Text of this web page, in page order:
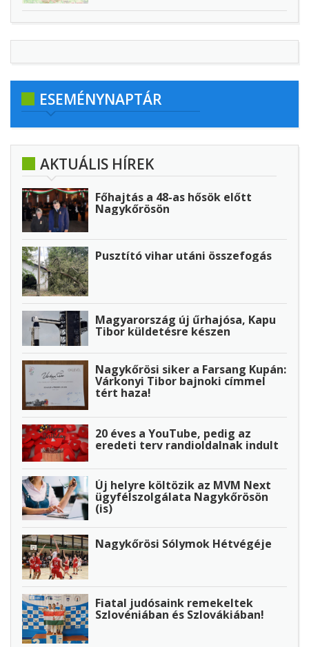
ESEMÉNYNAPTÁR
AKTUÁLIS HÍREK
Főhajtás a 48-as hősök előtt
Nagykőrösön
Pusztító vihar utáni összefogás
Magyarország új űrhajósa, Kapu
Tibor küldetésre készen
Nagykőrösi siker a Farsang Kupán:
Várkonyi Tibor bajnoki címmel
tért haza!
20 éves a YouTube, pedig az
eredeti terv randioldalnak indult
Új helyre költözik az MVM Next
ügyfélszolgálata Nagykőrösön
(is)
Nagykőrösi Sólymok Hétvégéje
Fiatal judósaink remekeltek
Szlovéniában és Szlovákiában!